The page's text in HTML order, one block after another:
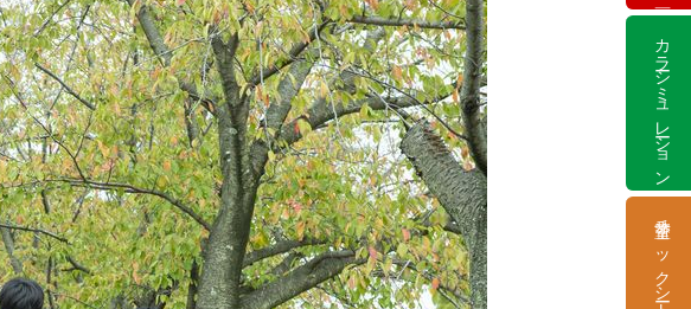
カラーシミュレーション
塗替チェックシート